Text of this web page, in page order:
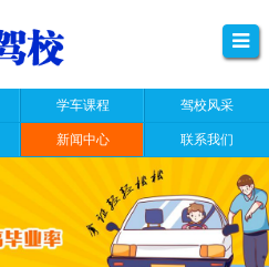
学车课程 驾校风采
新闻中心 联系我们